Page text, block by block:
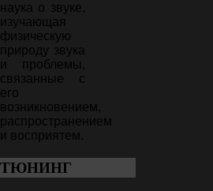
наука о звуке,
изучающая
физическую
природу звука
и проблемы,
связанные с
его
возникновением,
распространением
и восприятем.
ТЮНИНГ